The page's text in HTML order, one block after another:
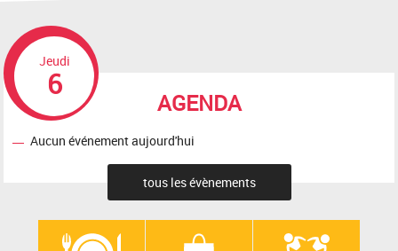
AGENDA
Jeudi
6
Aucun événement aujourd'hui
tous les évènements